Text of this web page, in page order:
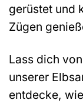
gerüstet und
Zügen
Lass dich
unserer
entdecke,